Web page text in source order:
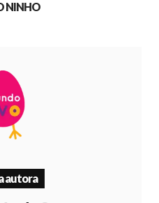
NINHO
autora